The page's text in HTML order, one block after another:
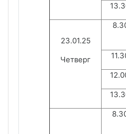
23.01.25
Четверг